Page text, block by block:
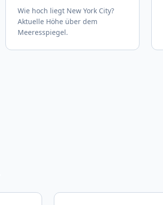
Wie hoch liegt New York City?
Aktuelle Höhe über dem
Meeresspiegel.